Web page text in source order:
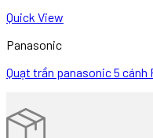
Quick View
Panasonic
Quạt trần panasonic 5 cánh